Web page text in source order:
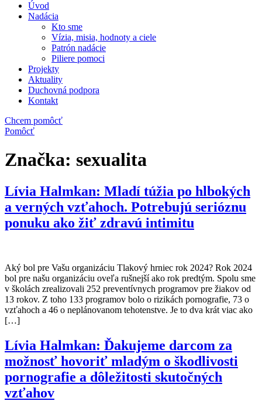
Úvod
Nadácia
Kto sme
Vízia, misia, hodnoty a ciele
Patrón nadácie
Piliere pomoci
Projekty
Aktuality
Duchovná podpora
Kontakt
Chcem pomôcť
Pomôcť
Značka: sexualita
Lívia Halmkan: Mladí túžia po hlbokých
a verných vzťahoch. Potrebujú serióznu
ponuku ako žiť zdravú intimitu
Aký bol pre Vašu organizáciu Tlakový hrniec rok 2024? Rok 2024
bol pre našu organizáciu oveľa rušnejší ako rok predtým. Spolu sme
v školách zrealizovali 252 preventívnych programov pre žiakov od
13 rokov. Z toho 133 programov bolo o rizikách pornografie, 73 o
vzťahoch a 46 o neplánovanom tehotenstve. Je to dva krát viac ako
[…]
Lívia Halmkan: Ďakujeme darcom za
možnosť hovoriť mladým o škodlivosti
pornografie a dôležitosti skutočných
vzťahov